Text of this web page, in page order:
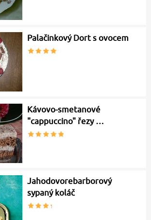
Palačinkový Dort s ovocem
Kávovo-smetanové
"cappuccino" řezy …
Jahodovorebarborový
sypaný koláč